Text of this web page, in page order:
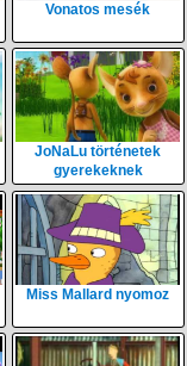
Vonatos mesék
JoNaLu történetek
gyerekeknek
Miss Mallard nyomoz